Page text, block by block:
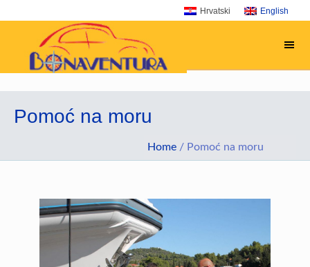
Hrvatski English
primary
navigation
content
primary
sidebar
footer
Pomoć na moru
Home / Pomoć na moru